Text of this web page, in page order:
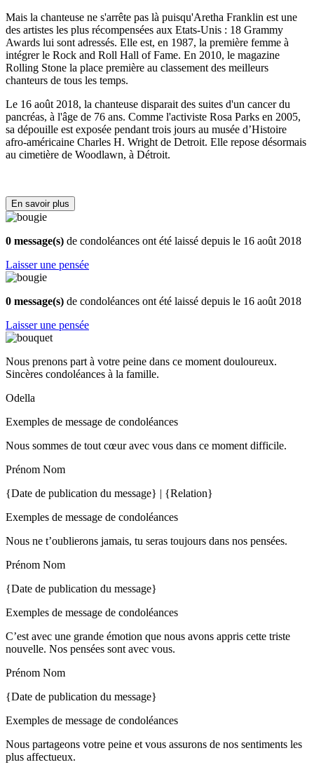
Mais la chanteuse ne s'arrête pas là puisqu'Aretha Franklin est une
des artistes les plus récompensées aux Etats-Unis : 18 Grammy
Awards lui sont adressés. Elle est, en 1987, la première femme à
intégrer le Rock and Roll Hall of Fame. En 2010, le magazine
Rolling Stone la place première au classement des meilleurs
chanteurs de tous les temps.
Le 16 août 2018, la chanteuse disparait des suites d'un cancer du
pancréas, à l'âge de 76 ans. Comme l'activiste Rosa Parks en 2005,
sa dépouille est exposée pendant trois jours au musée d’Histoire
afro-américaine Charles H. Wright de Detroit. Elle repose désormais
au cimetière de Woodlawn, à Détroit.
En savoir plus
0 message(s) de condoléances ont été laissé depuis le 16 août 2018
Laisser une pensée
0 message(s) de condoléances ont été laissé depuis le 16 août 2018
Laisser une pensée
Nous prenons part à votre peine dans ce moment douloureux.
Sincères condoléances à la famille.
Odella
Exemples de message de condoléances
Nous sommes de tout cœur avec vous dans ce moment difficile.
Prénom Nom
{Date de publication du message} | {Relation}
Exemples de message de condoléances
Nous ne t’oublierons jamais, tu seras toujours dans nos pensées.
Prénom Nom
{Date de publication du message}
Exemples de message de condoléances
C’est avec une grande émotion que nous avons appris cette triste
nouvelle. Nos pensées sont avec vous.
Prénom Nom
{Date de publication du message}
Exemples de message de condoléances
Nous partageons votre peine et vous assurons de nos sentiments les
plus affectueux.